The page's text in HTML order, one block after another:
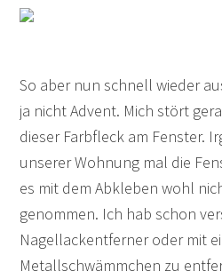
So aber nun schnell wieder
ja nicht Advent. Mich stört
dieser Farbfleck am Fenster.
unserer Wohnung mal die
es mit dem Abkleben wohl
genommen. Ich hab schon
Nagellackentferner oder mit
Metallschwämmchen zu